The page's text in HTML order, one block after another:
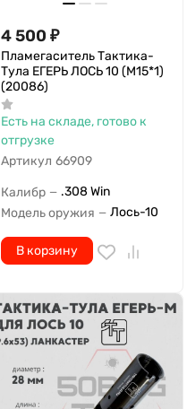
4 500 ₽
Пламегаситель Тактика-
Тула ЕГЕРЬ ЛОСЬ 10 (М15*1)
(20086)
Есть на складе, готово к
отгрузке
Артикул 66909
Калибр — .308 Win
Модель оружия — Лось-10
В корзину